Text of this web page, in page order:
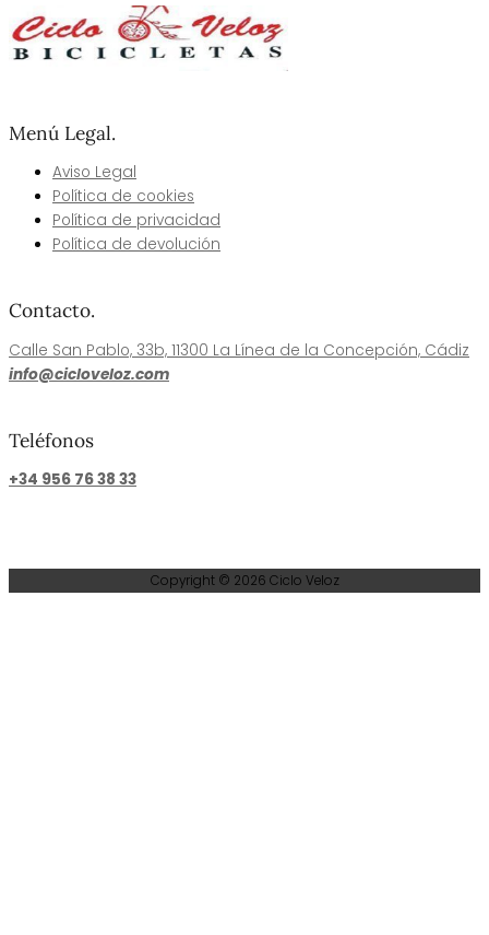
Menú Legal.
Aviso Legal
Política de cookies​
Política de privacidad
Política de devolución
Contacto.
Calle San Pablo, 33b, 11300 La Línea de la Concepción, Cádiz
info@cicloveloz.com
Teléfonos
+34 956 76 38 33
Copyright © 2026 Ciclo Veloz